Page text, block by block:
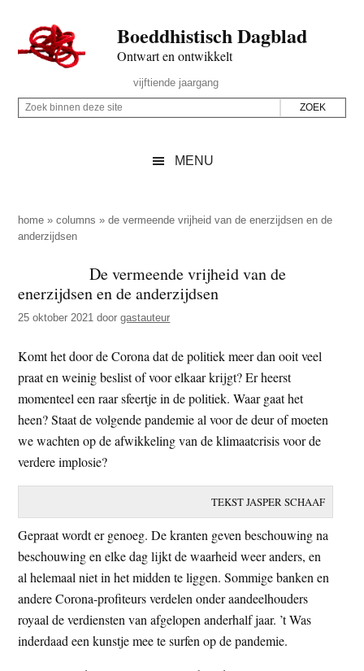
naar
de
inhoud
secondary
naar
de
sidebar
naar
de
Boeddhistisch Dagblad
Ontwart en ontwikkelt
Rechts
vijftiende jaargang
Z
p
d
z
e
i
t
e
Z
i
n
n
d
z
e
s
i
t
e
MENU
home »columns »de vermeende vrijheid van de enerzijdsen en de
anderzijdsen
De vermeende vrijheid van de
enerzijdsen en de anderzijdsen
25 oktober 2021 doorgastauteur
Komt het door de Corona dat de politiek meer dan ooit veel
praat en weinig beslist of voor elkaar krijgt? Er heerst
momenteel een raar sfeertje in de politiek. Waar gaat het
heen? Staat de volgende pandemie al voor de deur of moeten
we wachten op de afwikkeling van de klimaatcrisis voor de
verdere implosie?
TEKST JASPER SCHAAF
Gepraat wordt er genoeg. De kranten geven beschouwing na
beschouwing en elke dag lijkt de waarheid weer anders, en
al helemaal niet in het midden te liggen. Sommige banken en
andere Corona-profiteurs verdelen onder aandeelhouders
royaal de verdiensten van afgelopen anderhalf jaar. ’t Was
inderdaad een kunstje mee te surfen op de pandemie.